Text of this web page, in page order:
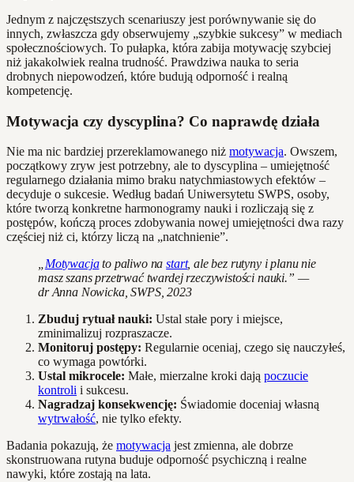
Jednym z najczęstszych scenariuszy jest porównywanie się do
innych, zwłaszcza gdy obserwujemy „szybkie sukcesy” w mediach
społecznościowych. To pułapka, która zabija motywację szybciej
niż jakakolwiek realna trudność. Prawdziwa nauka to seria
drobnych niepowodzeń, które budują odporność i realną
kompetencję.
Motywacja czy dyscyplina? Co naprawdę działa
Nie ma nic bardziej przereklamowanego niż motywacja. Owszem,
początkowy zryw jest potrzebny, ale to dyscyplina – umiejętność
regularnego działania mimo braku natychmiastowych efektów –
decyduje o sukcesie. Według badań Uniwersytetu SWPS, osoby,
które tworzą konkretne harmonogramy nauki i rozliczają się z
postępów, kończą proces zdobywania nowej umiejętności dwa razy
częściej niż ci, którzy liczą na „natchnienie”.
Motywacjato paliwo nastart, ale bez rutyny i planu nie
masz szans przetrwać twardej rzeczywistości nauki.” —
dr Anna Nowicka, SWPS, 2023
Zbuduj rytuał nauki: Ustal stałe pory i miejsce,
zminimalizuj rozpraszacze.
Monitoruj postępy: Regularnie oceniaj, czego się nauczyłeś,
co wymaga powtórki.
Ustal mikrocele: Małe, mierzalne kroki dają poczucie
kontroli i sukcesu.
Nagradzaj konsekwencję: Świadomie doceniaj własną
wytrwałość, nie tylko efekty.
Badania pokazują, że motywacja jest zmienna, ale dobrze
skonstruowana rutyna buduje odporność psychiczną i realne
nawyki, które zostają na lata.